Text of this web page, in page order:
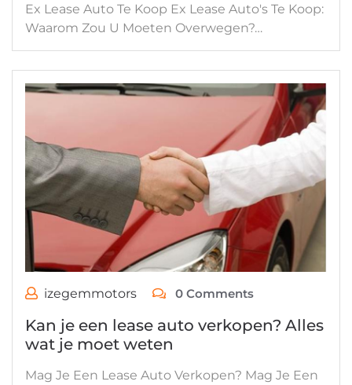
Ex Lease Auto Te Koop Ex Lease Auto's Te Koop:
Waarom Zou U Moeten Overwegen?…
izegemmotors 0 Comments
Kan je een lease auto verkopen? Alles
wat je moet weten
Mag Je Een Lease Auto Verkopen? Mag Je Een